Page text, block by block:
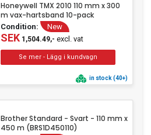
Honeywell TMX 2010 110 mm x 300
m vax-hartsband 10-pack
Condition: New
SEK1,504.49,- excl. vat
in stock (40+)
Brother Standard - Svart - 110 mm x
450 m (BRS1D450110)